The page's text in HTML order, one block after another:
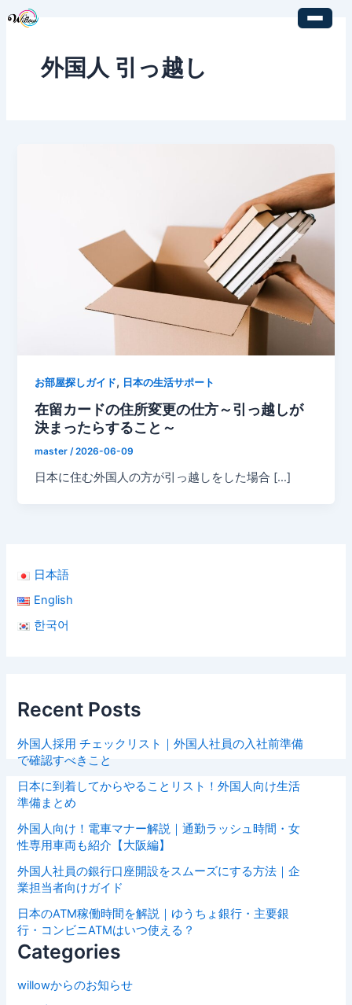
日本語
English
한국어
Recent Posts
外国人採用 チェックリスト｜外国人社員の入社前準備
で確認すべきこと
日本に到着してからやることリスト！外国人向け生活
準備まとめ
外国人向け！電車マナー解説｜通勤ラッシュ時間・女
性専用車両も紹介【大阪編】
外国人社員の銀行口座開設をスムーズにする方法｜企
業担当者向けガイド
日本のATM稼働時間を解説｜ゆうちょ銀行・主要銀
行・コンビニATMはいつ使える？
Categories
willowからのお知らせ
外国人 引っ越し
お部屋探しガイド, 日本の生活サポート
在留カードの住所変更の仕方～引っ越しが
決まったらすること～
master/2026-06-09
日本に住む外国人の方が引っ越しをした場合 […]